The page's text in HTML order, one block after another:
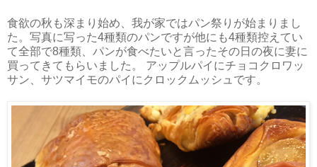
食欲の秋も深まり始め、我が家ではパン祭りが始まりまし
た。写真に写った4種類のパンですが他にも4種類控えてい
て全部で8種類、パンが食べたいと言ったその日の夜に妻に
買ってきてもらいました。 アップルパイにチョコクロワッ
サン、サツマイモのパイにクロックムッシュです。